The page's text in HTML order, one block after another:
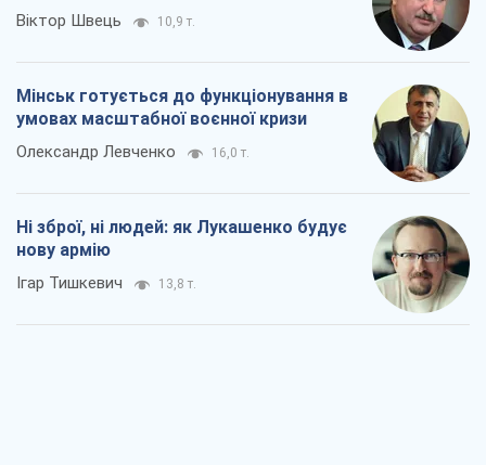
Віктор Швець 10,9 т.
Мінськ готується до функціонування в
умовах масштабної воєнної кризи
Олександр Левченко 16,0 т.
Ні зброї, ні людей: як Лукашенко будує
нову армію
Ігар Тишкевич 13,8 т.